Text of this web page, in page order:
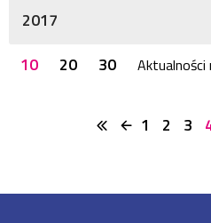
2017
10
20 30 Aktualności
1 2 3